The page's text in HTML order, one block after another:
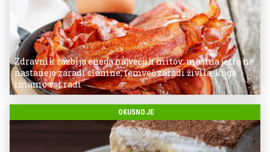
Zdravnik razbija enega največjih mitov: mastna jetra ne
nastanejo zaradi slanine, temveč zaradi živila, ki ga
imamo vsi radi
OKUSNO.JE